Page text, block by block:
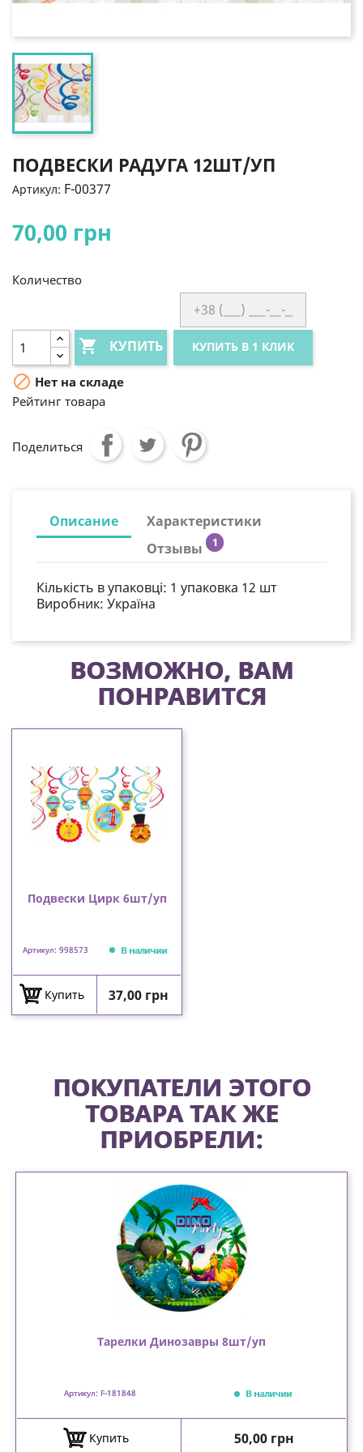
ПОДВЕСКИ РАДУГА 12ШТ/УП
Артикул: F-00377
70,00 грн
Количество
 КУПИТЬ КУПИТЬ В 1 КЛИК
 Нет на складе
Рейтинг товара
Поделиться
Описание
Характеристики
Отзывы
1
Кількість в упаковці: 1 упаковка 12 шт
Виробник: Україна
ВОЗМОЖНО, ВАМ
ПОНРАВИТСЯ
Подвески Цирк 6шт/уп
Артикул: 998573 В наличии
Купить Цена
37,00 грн
ПОКУПАТЕЛИ ЭТОГО
ТОВАРА ТАК ЖЕ
ПРИОБРЕЛИ:
Тарелки Динозавры 8шт/уп
Артикул: F-181848 В наличии
Купить Цена
50,00 грн